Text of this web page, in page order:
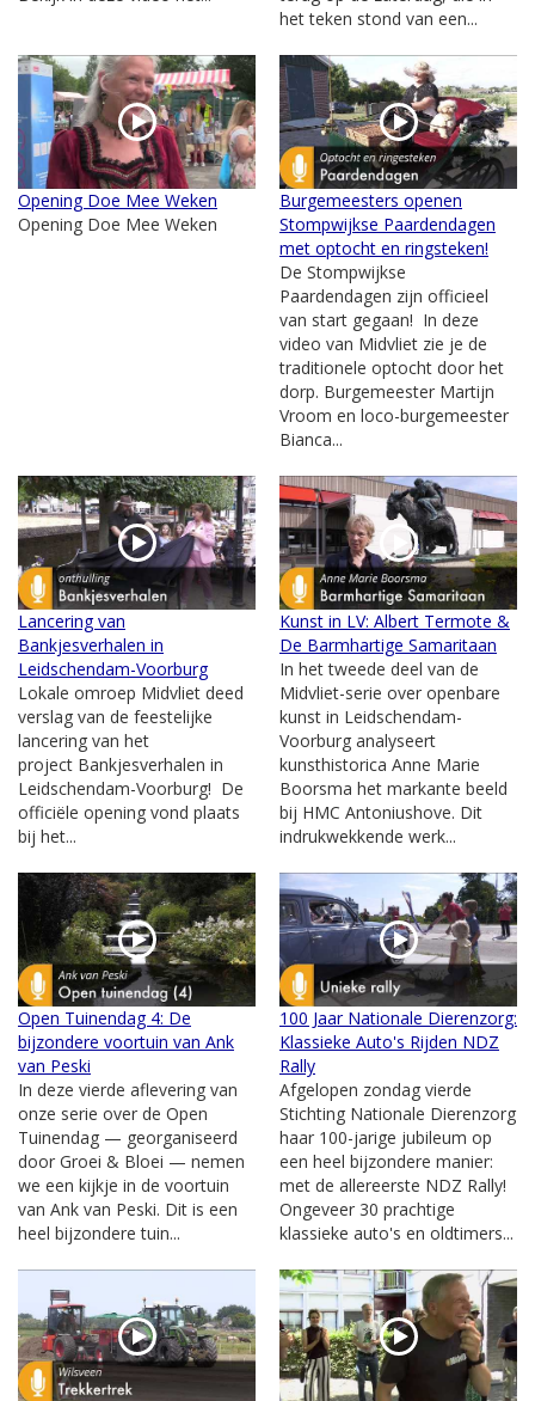
het teken stond van een...
Opening Doe Mee Weken
Opening Doe Mee Weken
Burgemeesters openen
Stompwijkse Paardendagen
met optocht en ringsteken!
De Stompwijkse
Paardendagen zijn officieel
van start gegaan! In deze
video van Midvliet zie je de
traditionele optocht door het
dorp. Burgemeester Martijn
Vroom en loco-burgemeester
Bianca...
Lancering van
Bankjesverhalen in
Leidschendam-Voorburg
Lokale omroep Midvliet deed
verslag van de feestelijke
lancering van het
project Bankjesverhalen in
Leidschendam-Voorburg! De
officiële opening vond plaats
bij het...
Kunst in LV: Albert Termote &
De Barmhartige Samaritaan
In het tweede deel van de
Midvliet-serie over openbare
kunst in Leidschendam-
Voorburg analyseert
kunsthistorica Anne Marie
Boorsma het markante beeld
bij HMC Antoniushove. Dit
indrukwekkende werk...
Open Tuinendag 4: De
bijzondere voortuin van Ank
van Peski
In deze vierde aflevering van
onze serie over de Open
Tuinendag — georganiseerd
door Groei & Bloei — nemen
we een kijkje in de voortuin
van Ank van Peski. Dit is een
heel bijzondere tuin...
100 Jaar Nationale Dierenzorg:
Klassieke Auto's Rijden NDZ
Rally
Afgelopen zondag vierde
Stichting Nationale Dierenzorg
haar 100-jarige jubileum op
een heel bijzondere manier:
met de allereerste NDZ Rally!
Ongeveer 30 prachtige
klassieke auto's en oldtimers...